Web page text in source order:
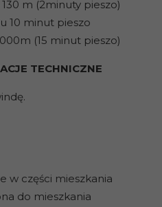
m (2minuty pieszo)
10 minut pieszo
(15 minut pieszo)
TECHNICZNE
w części mieszkania
do mieszkania